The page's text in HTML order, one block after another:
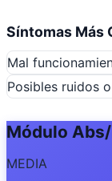
Síntomas Más
Mal
Posibles ruidos
Módulo
MEDIA